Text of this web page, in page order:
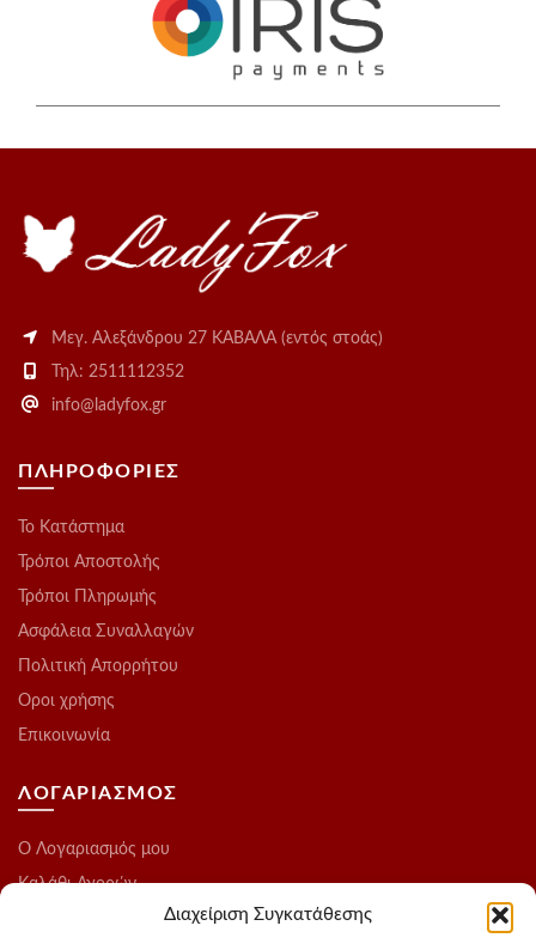
Διαχείριση Συγκατάθεσης
Μεγ. Αλεξάνδρου 27 ΚΑΒΑΛΑ (εντός στοάς)
Τηλ: 2511112352
info@ladyfox.gr
ΠΛΗΡΟΦΟΡΙΕΣ
Το Kατάστημα
Τρόποι Αποστολής
Τρόποι Πληρωμής
Ασφάλεια Συναλλαγών
Πολιτική Απορρήτου
Οροι χρήσης
Επικοινωνία
ΛΟΓΑΡΙΑΣΜΟΣ
O Λογαριασμός μου
Καλάθι Αγορών
Ολοκλήρωση Παραγγελίας